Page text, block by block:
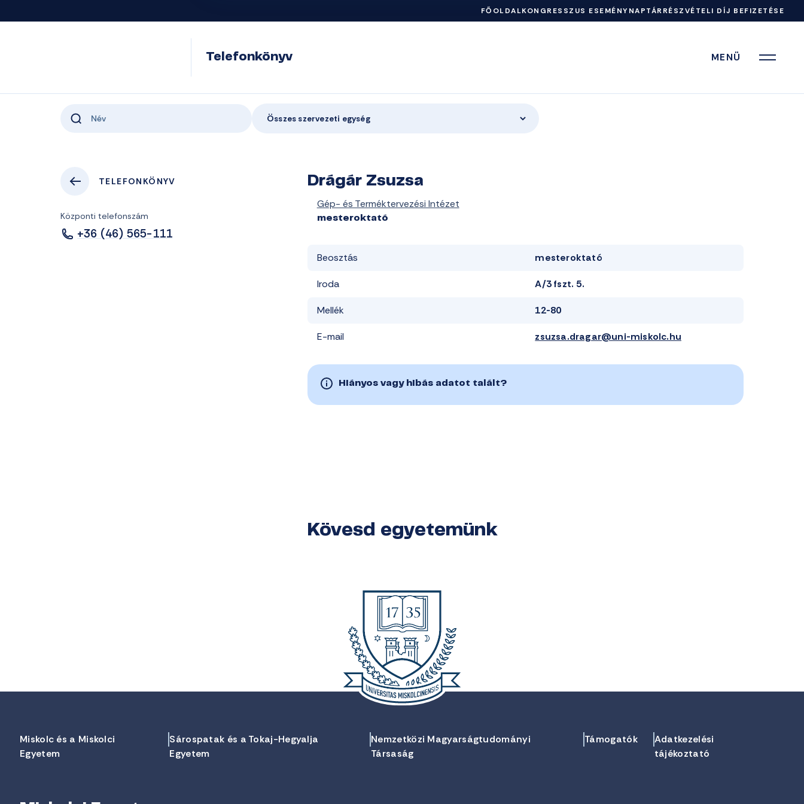
FŐOLDALKONGRESSZUS ESEMÉNYNAPTÁRRÉSZVÉTELI DÍJ BEFIZETÉSE
Telefonkönyv MENÜ
Összes szervezeti egység
TELEFONKÖNYV
Központi telefonszám
+36 (46) 565-111
Drágár Zsuzsa
Gép- és Terméktervezési Intézet
mesteroktató
Beosztás mesteroktató
Iroda A/3 fszt. 5.
Mellék 12-80
E-mail zsuzsa.dragar@uni-miskolc.hu
Hiányos vagy hibás adatot talált?
Kövesd egyetemünk
Miskolc és a Miskolci
Egyetem
Sárospatak és a Tokaj-Hegyalja
Egyetem
Nemzetközi Magyarságtudományi
Társaság
Támogatók
Adatkezelési
tájékoztató